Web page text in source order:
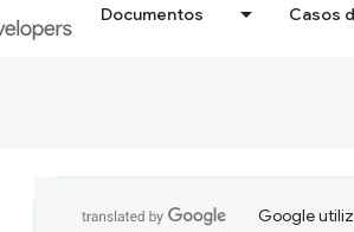
Documentos Casos
Google